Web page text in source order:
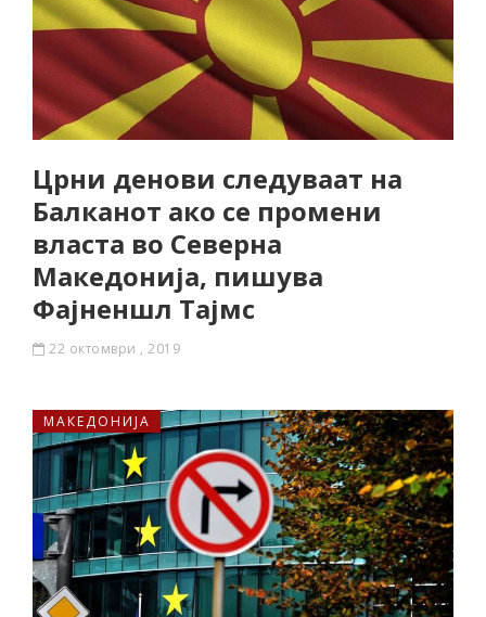
Црни денови следуваат на
Балканот ако се промени
власта во Северна
Македонија, пишува
Фајненшл Тајмс
22 октомври , 2019
МАКЕДОНИЈА